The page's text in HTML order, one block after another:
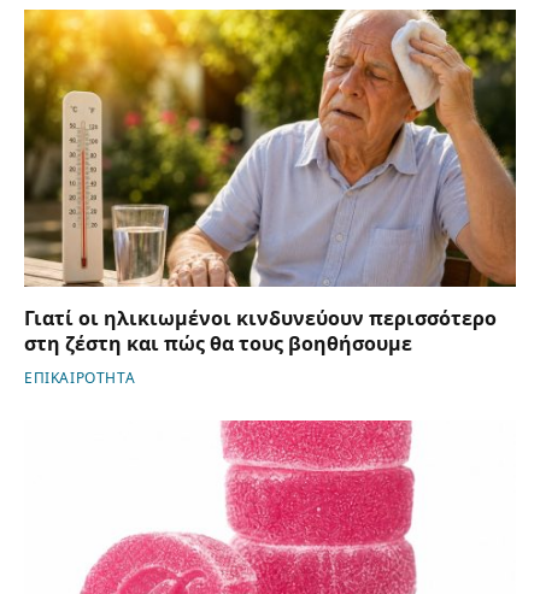
Γιατί οι ηλικιωμένοι κινδυνεύουν περισσότερο
στη ζέστη και πώς θα τους βοηθήσουμε
ΕΠΙΚΑΙΡΟΤΗΤΑ